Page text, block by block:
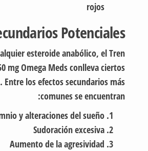
rojos
Potenciales
esteroide anabólico, el Tren
mg Omega Meds conlleva ciertos
Entre los efectos secundarios más
comunes se encuentran:
y alteraciones del sueño
Sudoración excesiva
Aumento de la agresividad